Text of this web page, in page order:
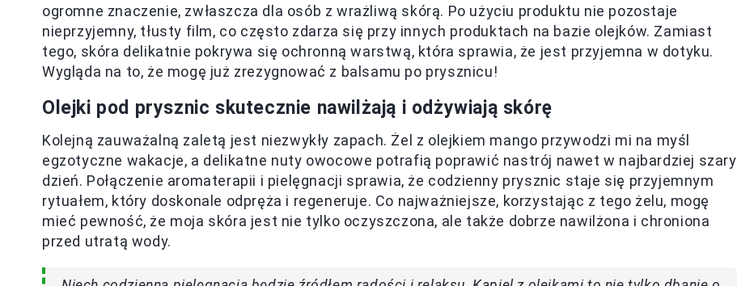
ogromne znaczenie, zwłaszcza dla osób z wrażliwą skórą. Po użyciu produktu nie pozostaje
nieprzyjemny, tłusty film, co często zdarza się przy innych produktach na bazie olejków. Zamiast
tego, skóra delikatnie pokrywa się ochronną warstwą, która sprawia, że jest przyjemna w dotyku.
Wygląda na to, że mogę już zrezygnować z balsamu po prysznicu!
Olejki pod prysznic skutecznie nawilżają i odżywiają skórę
Kolejną zauważalną zaletą jest niezwykły zapach. Żel z olejkiem mango przywodzi mi na myśl
egzotyczne wakacje, a delikatne nuty owocowe potrafią poprawić nastrój nawet w najbardziej szary
dzień. Połączenie aromaterapii i pielęgnacji sprawia, że codzienny prysznic staje się przyjemnym
rytuałem, który doskonale odpręża i regeneruje. Co najważniejsze, korzystając z tego żelu, mogę
mieć pewność, że moja skóra jest nie tylko oczyszczona, ale także dobrze nawilżona i chroniona
przed utratą wody.